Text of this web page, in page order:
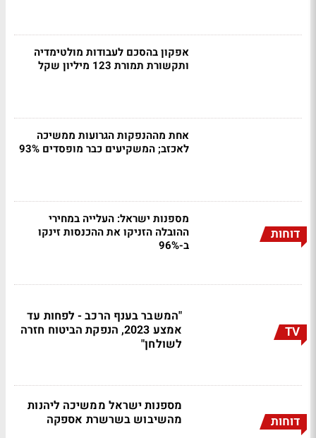
אפקון בהסכם לעבודות מולטימדיה
ותקשורת תמורת 123 מיליון שקל
אחת מההנפקות הגרועות ממשיכה
לאכזב; המשקיעים כבר מופסדים 93%
דוחות
מספנות ישראל: העלייה במחירי
ההובלה הזניקו את ההכנסות זינקו
ב-96%
TV
"המשבר בענף הרכב - לפחות עד
אמצע 2023, הנפקת הביטוח חזרה
לשולחן"
דוחות
מספנות ישראל ממשיכה ליהנות
מהשיבוש בשרשרת אספקה